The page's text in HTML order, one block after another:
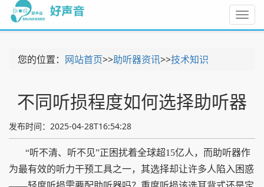
您的位置： 网站首页>>助听器资讯>>技术知识
不同听损程度如何选择助听器
发布时间：2025-04-28T16:54:28
“听不清、听不见”正困扰着全球超15亿人，而助听器作
为最有效的听力干预工具之一，其选择却让许多人陷入困惑